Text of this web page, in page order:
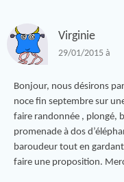
Virginie
29/01/2015 à
Bonjour, nous désirons
noce fin septembre sur
faire randonnée , plongé,
promenade à dos
baroudeur tout en
faire une proposition.